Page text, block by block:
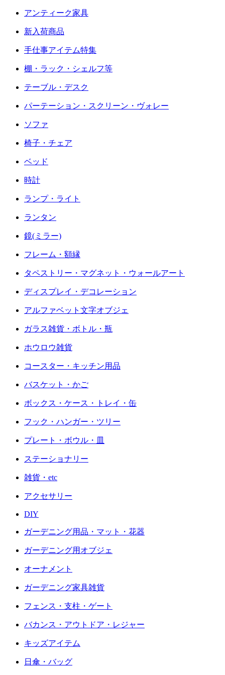
アンティーク家具
新入荷商品
手仕事アイテム特集
棚・ラック・シェルフ等
テーブル・デスク
パーテーション・スクリーン・ヴォレー
ソファ
椅子・チェア
ベッド
時計
ランプ・ライト
ランタン
鏡(ミラー)
フレーム・額縁
タペストリー・マグネット・ウォールアート
ディスプレイ・デコレーション
アルファベット文字オブジェ
ガラス雑貨・ボトル・瓶
ホウロウ雑貨
コースター・キッチン用品
バスケット・かご
ボックス・ケース・トレイ・缶
フック・ハンガー・ツリー
プレート・ボウル・皿
ステーショナリー
雑貨・etc
アクセサリー
DIY
ガーデニング用品・マット・花器
ガーデニング用オブジェ
オーナメント
ガーデニング家具雑貨
フェンス・支柱・ゲート
バカンス・アウトドア・レジャー
キッズアイテム
日傘・バッグ